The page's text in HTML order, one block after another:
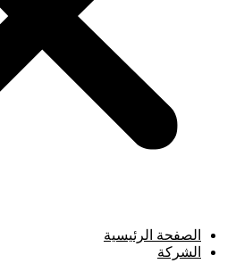
الصفحة الرئيسية
الشركة